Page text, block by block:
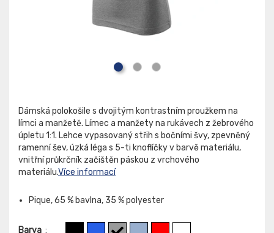
Dámská polokošile s dvojitým kontrastním proužkem na
límci a manžetě. Límec a manžety na rukávech z žebrového
úpletu 1:1. Lehce vypasovaný střih s bočními švy, zpevněný
ramenní šev, úzká léga s 5-ti knoflíčky v barvě materiálu,
vnitřní průkrčník začištěn páskou z vrchového
materiálu.Více informací
Pique, 65 % bavlna, 35 % polyester
Barva :